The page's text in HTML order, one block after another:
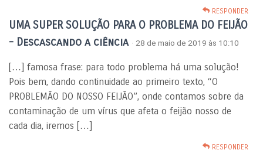
RESPONDER
UMA SUPER SOLUÇÃO PARA O PROBLEMA DO FEIJÃO
- Descascando a ciência · 28 de maio de 2019 às 10:10
[…] famosa frase: para todo problema há uma solução!
Pois bem, dando continuidade ao primeiro texto, “O
PROBLEMÃO DO NOSSO FEIJÃO”, onde contamos sobre da
contaminação de um vírus que afeta o feijão nosso de
cada dia, iremos […]
RESPONDER